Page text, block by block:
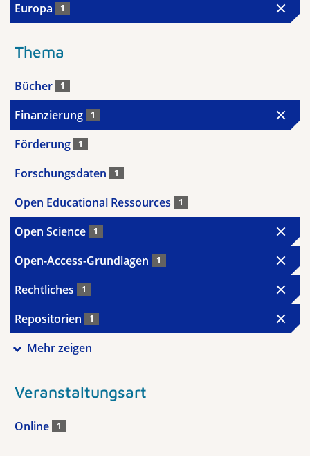
Europa 1
Thema
Bücher 1
Finanzierung 1
Förderung 1
Forschungsdaten 1
Open Educational Ressources 1
Open Science 1
Open-Access-Grundlagen 1
Rechtliches 1
Repositorien 1
Mehr zeigen
Veranstaltungsart
Online 1